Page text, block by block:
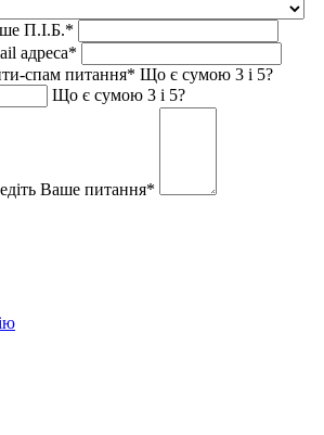
П.I.Б.*
адреса*
спам питання* Що є сумою 3 і 5?
Що є сумою 3 і 5?
Ваше питання*